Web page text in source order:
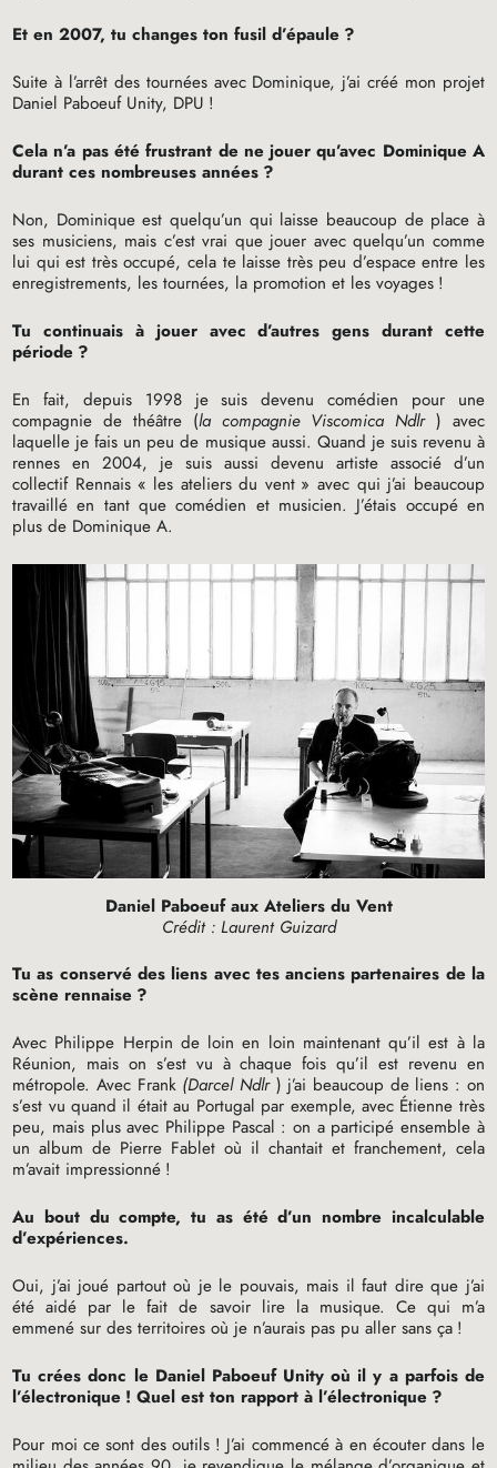
Et en 2007, tu changes ton fusil d’épaule ?
Suite à l’arrêt des tournées avec Dominique, j’ai créé mon projet
Daniel Paboeuf Unity, DPU !
Cela n’a pas été frustrant de ne jouer qu’avec Dominique A
durant ces nombreuses années ?
Non, Dominique est quelqu’un qui laisse beaucoup de place à
ses musiciens, mais c’est vrai que jouer avec quelqu’un comme
lui qui est très occupé, cela te laisse très peu d’espace entre les
enregistrements, les tournées, la promotion et les voyages !
Tu continuais à jouer avec d’autres gens durant cette
période ?
En fait, depuis 1998 je suis devenu comédien pour une
compagnie de théâtre (la compagnie Viscomica Ndlr ) avec
laquelle je fais un peu de musique aussi. Quand je suis revenu à
rennes en 2004, je suis aussi devenu artiste associé d’un
collectif Rennais « les ateliers du vent » avec qui j’ai beaucoup
travaillé en tant que comédien et musicien. J’étais occupé en
plus de Dominique A.
Daniel Paboeuf aux Ateliers du Vent
Crédit : Laurent Guizard
Tu as conservé des liens avec tes anciens partenaires de la
scène rennaise ?
Avec Philippe Herpin de loin en loin maintenant qu’il est à la
Réunion, mais on s’est vu à chaque fois qu’il est revenu en
métropole. Avec Frank (Darcel Ndlr ) j’ai beaucoup de liens : on
s’est vu quand il était au Portugal par exemple, avec Étienne très
peu, mais plus avec Philippe Pascal : on a participé ensemble à
un album de Pierre Fablet où il chantait et franchement, cela
m’avait impressionné !
Au bout du compte, tu as été d’un nombre incalculable
d’expériences.
Oui, j’ai joué partout où je le pouvais, mais il faut dire que j’ai
été aidé par le fait de savoir lire la musique. Ce qui m’a
emmené sur des territoires où je n’aurais pas pu aller sans ça !
Tu crées donc le Daniel Paboeuf Unity où il y a parfois de
l’électronique ! Quel est ton rapport à l’électronique ?
Pour moi ce sont des outils ! J’ai commencé à en écouter dans le